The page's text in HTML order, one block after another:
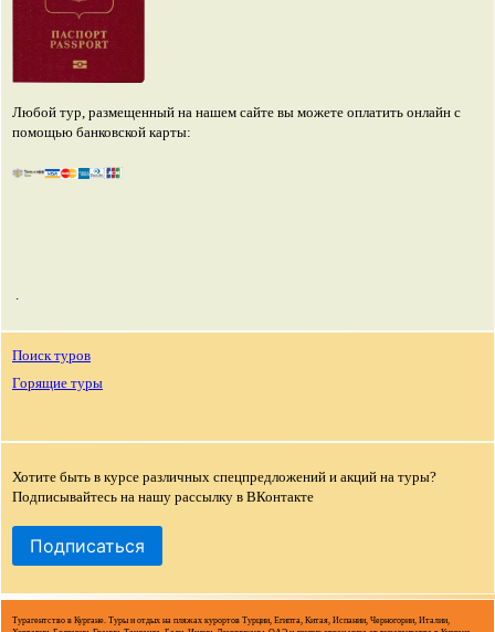
Любой тур, размещенный на нашем сайте вы можете оплатить онлайн с
помощью банковской карты:
Поиск туров
Горящие туры
Хотите быть в курсе различных спецпредложений и акций на туры?
Подписывайтесь на нашу рассылку в ВКонтакте
Подписаться
Турагентство в Кургане. Туры и отдых на пляжах курортов Турции, Египта, Китая, Испании, Черногории, Италии,